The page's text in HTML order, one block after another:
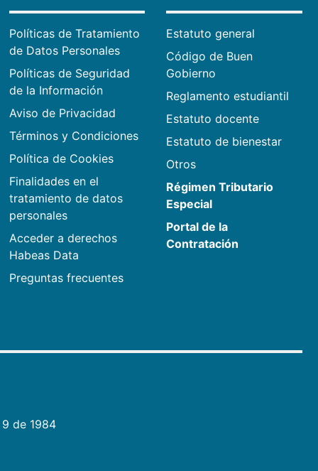
Políticas de Tratamiento
de Datos Personales
Políticas de Seguridad
de la Información
Aviso de Privacidad
Términos y Condiciones
Política de Cookies
Finalidades en el
tratamiento de datos
personales
Acceder a derechos
Habeas Data
Preguntas frecuentes
Estatuto general
Código de Buen
Gobierno
Reglamento estudiantil
Estatuto docente
Estatuto de bienestar
Otros
Régimen Tributario
Especial
Portal de la
Contratación
de 1984